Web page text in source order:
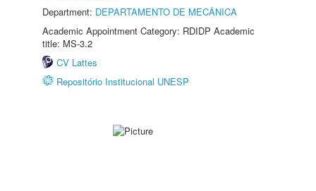
Department: DEPARTAMENTO DE MECÂNICA
Academic Appointment Category: RDIDP Academic
title: MS-3.2
CV Lattes
Repositório Institucional UNESP